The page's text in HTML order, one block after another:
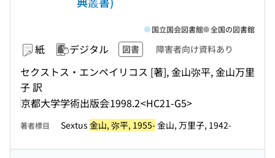
紙 デジタル 図書 障害者向け資料あり
セクストス・エンペイリコス [著], 金山弥平, 金山万里
子 訳
京都大学学術出版会1998.2<HC21-G5>
国立国会図書館 全国の図書館
著者標目 Sextus 金山, 弥平, 1955-金山, 万里子, 1942-